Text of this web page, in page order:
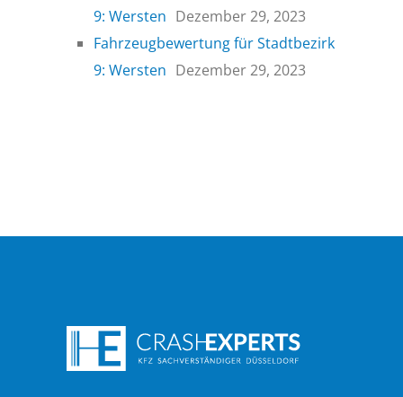
9: Wersten Dezember 29, 2023
Fahrzeugbewertung für Stadtbezirk
9: Wersten Dezember 29, 2023